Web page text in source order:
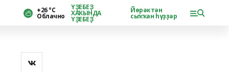
+26 °С
Облачно
ҮҘЕБЕҘ
ХАҠЫНДА
ҮҘЕБЕҘ
Йөрәктән
сыҡҡан һүҙҙәр